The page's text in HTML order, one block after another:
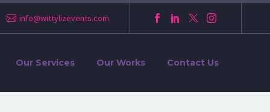
info@wittylizevents.com
Our Services Our Works Contact Us